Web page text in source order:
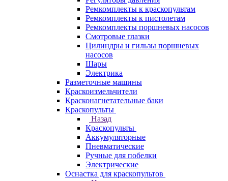
Ремкомплекты к краскопультам
Ремкомплекты к пистолетам
Ремкомплекты поршневых насосов
Смотровые глазки
Цилиндры и гильзы поршневых
насосов
Шары
Электрика
Разметочные машины
Краскоизмельчители
Красконагнетательные баки
Краскопульты
Назад
Краскопульты
Аккумуляторные
Пневматические
Ручные для побелки
Электрические
Оснастка для краскопультов